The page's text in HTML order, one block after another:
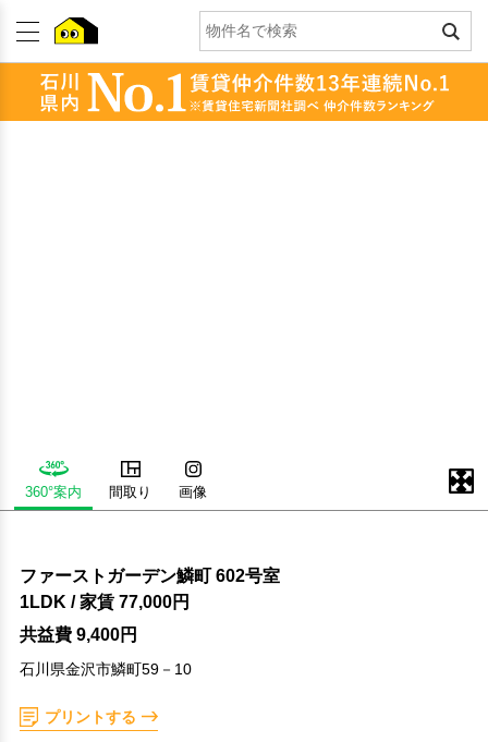
360°案内 間取り 画像
ファーストガーデン鱗町 602号室
1LDK / 家賃 77,000円
共益費 9,400円
石川県金沢市鱗町59－10
プリントする